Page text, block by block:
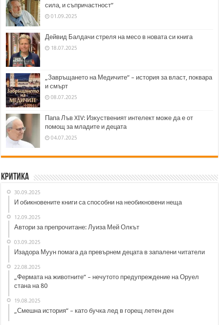
сила, и съпричастност“
01.09.2025
Дейвид Балдачи стреля на месо в новата си книга
18.07.2025
„Завръщането на Медичите“ – история за власт, поквара
и смърт
08.07.2025
Папа Лъв XIV: Изкуственият интелект може да е от
помощ за младите и децата
04.07.2025
Критика
30.09.2025
И обикновените книги са способни на необикновени неща
12.09.2025
Автори за препрочитане: Луиза Мей Олкът
03.09.2025
Изадора Муун помага да превърнем децата в запалени читатели
22.08.2025
„Фермата на животните“ – нечутото предупреждение на Оруел
стана на 80
19.08.2025
„Смешна история“ – като бучка лед в горещ летен ден